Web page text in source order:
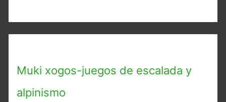
Muki xogos-juegos de escalada y
alpinismo